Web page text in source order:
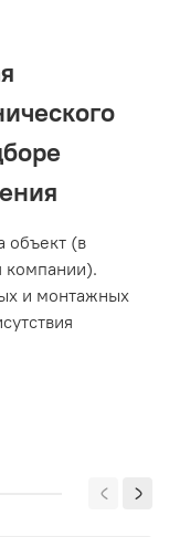
объект (в
компании).
и монтажных